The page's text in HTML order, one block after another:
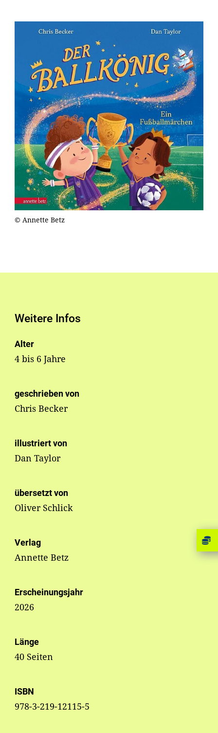
© Annette Betz
Weitere Infos
Alter
4 bis 6 Jahre
geschrieben von
Chris Becker
illustriert von
Dan Taylor
übersetzt von
Oliver Schlick
Verlag
Annette Betz
Erscheinungsjahr
2026
Länge
40 Seiten
ISBN
978-3-219-12115-5